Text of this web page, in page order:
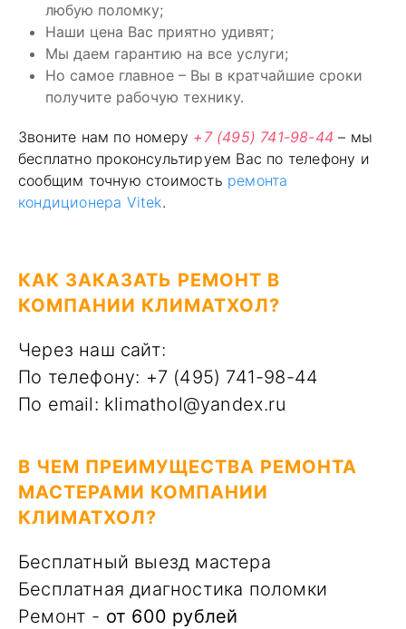
любую поломку;
Наши цена Вас приятно удивят;
Мы даем гарантию на все услуги;
Но самое главное – Вы в кратчайшие сроки
получите рабочую технику.
Звоните нам по номеру +7 (495) 741-98-44 – мы
бесплатно проконсультируем Вас по телефону и
сообщим точную стоимость ремонта
кондиционера Vitek.
КАК ЗАКАЗАТЬ РЕМОНТ В
КОМПАНИИ КЛИМАТХОЛ?
Через наш сайт:
По телефону: +7 (495) 741-98-44
По email: klimathol@yandex.ru
В ЧЕМ ПРЕИМУЩЕСТВА РЕМОНТА
МАСТЕРАМИ КОМПАНИИ
КЛИМАТХОЛ?
Бесплатный выезд мастера
Бесплатная диагностика поломки
Ремонт - от 600 рублей